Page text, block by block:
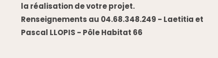
la réalisation de votre projet.
Renseignements au 04.68.348.249 - Laetitia et
Pascal LLOPIS - Pôle Habitat 66